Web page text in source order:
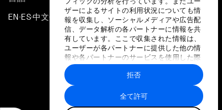
ザーによるサイトの利用状況についても情
報を収集し、ソーシャルメディアや広告配
信、データ解析の各パートナーに情報を共
有しています。ここで収集された情報は、
ユーザーが各パートナーに提供した他の情
報や各パートナーのサービスを使用した際
に収集された情報と組み合わされ、各パー
トナーによって使用されることがありま
す。
全て許可
拒否
EN ▪ ES▪中文▪ 日本語
プライバシーポリシーと利用規約
サイトマップ